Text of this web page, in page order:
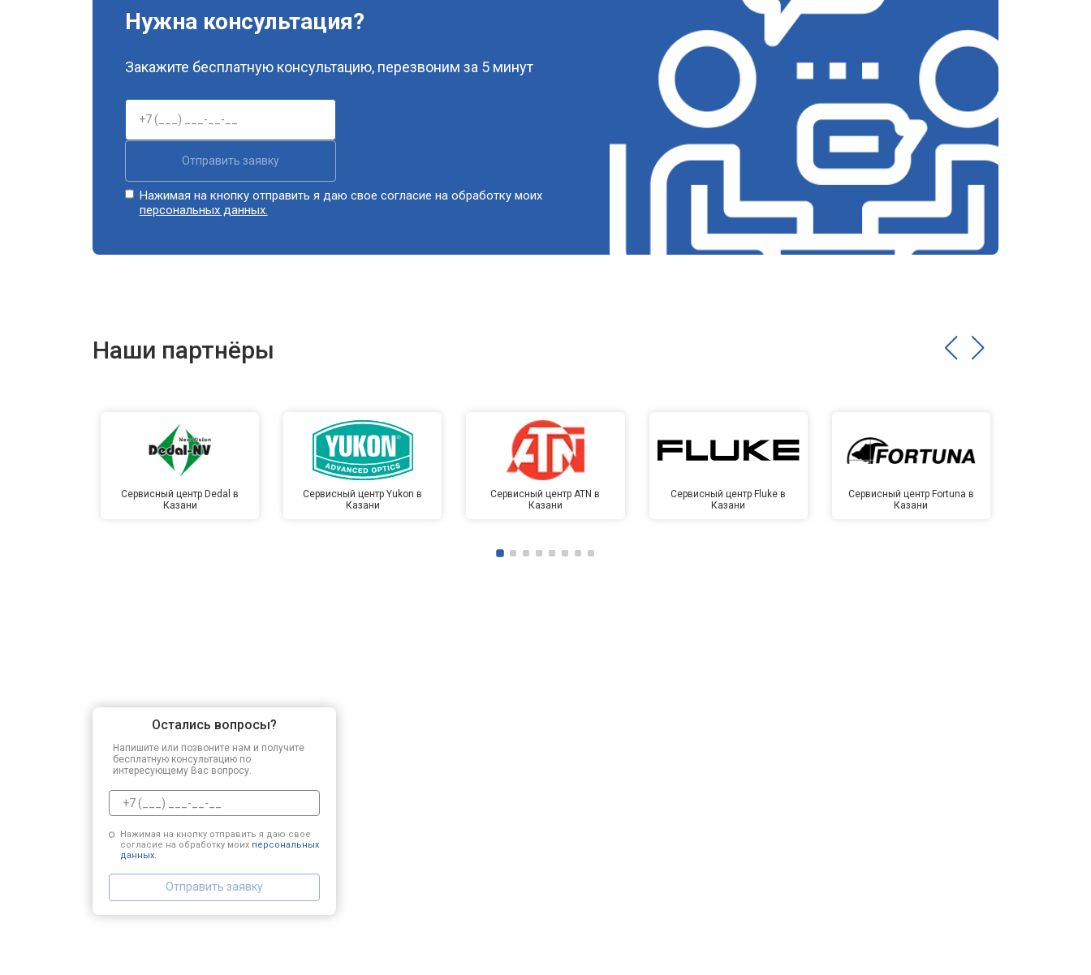
Нужна консультация?
Закажите бесплатную консультацию, перезвоним за 5 минут
Отправить заявку
Нажимая на кнопку отправить я даю свое согласие на обработку моих
персональных данных.
Наши партнёры
Сервисный центр Dedal в
Казани
Сервисный центр Yukon в
Казани
Сервисный центр ATN в
Казани
Сервисный центр Fluke в
Казани
Сервисный центр Fortuna в
Казани
Остались вопросы?
Напишите или позвоните нам и получите
бесплатную консультацию по
интересующему Вас вопросу.
Нажимая на кнопку отправить я даю свое
согласие на обработку моих персональных
данных.
Отправить заявку